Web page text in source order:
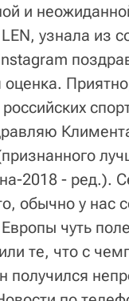
и
узнала из
оценка.
российских
2018 - ред.).
обычно у нас
чуть
те, что с
получился